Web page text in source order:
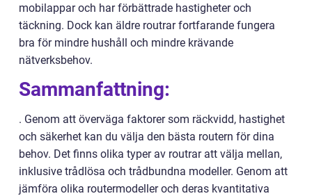
mobilappar och har förbättrade hastigheter och
täckning. Dock kan äldre routrar fortfarande fungera
bra för mindre hushåll och mindre krävande
nätverksbehov.
Sammanfattning:
. Genom att överväga faktorer som räckvidd, hastighet
och säkerhet kan du välja den bästa routern för dina
behov. Det finns olika typer av routrar att välja mellan,
inklusive trådlösa och trådbundna modeller. Genom att
jämföra olika routermodeller och deras kvantitativa